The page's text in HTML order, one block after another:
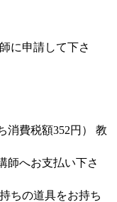
に申請して下さ
消費税額352円） 教
師へお支払い下さ
ちの道具をお持ち